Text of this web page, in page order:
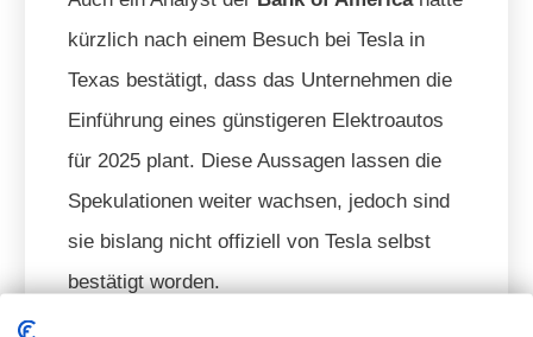
kürzlich nach einem Besuch bei Tesla in
Texas bestätigt, dass das Unternehmen die
Einführung eines günstigeren Elektroautos
für 2025 plant. Diese Aussagen lassen die
Spekulationen weiter wachsen, jedoch sind
sie bislang nicht offiziell von Tesla selbst
bestätigt worden.